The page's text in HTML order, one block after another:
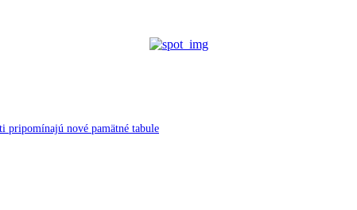
pripomínajú nové pamätné tabule